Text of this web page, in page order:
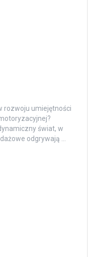
rozwoju umiejętności
świat, w
odgrywają …